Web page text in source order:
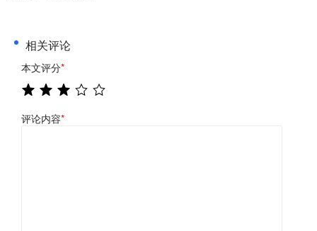
相关评论
本文评分*
评论内容*